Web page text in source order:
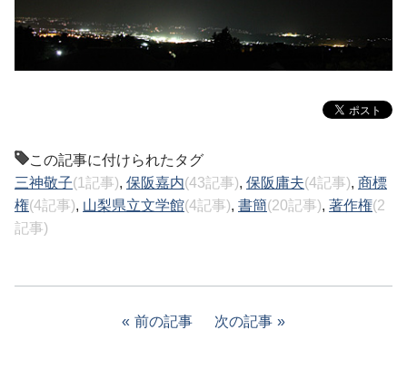
この記事に付けられたタグ
三神敬子(1記事), 保阪嘉内(43記事), 保阪庸夫(4記事), 商標
権(4記事), 山梨県立文学館(4記事), 書簡(20記事), 著作権(2
記事)
前の記事 次の記事